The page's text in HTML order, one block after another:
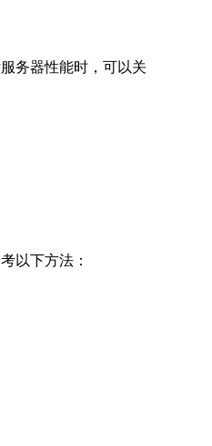
务器性能时，可以关
以下方法：